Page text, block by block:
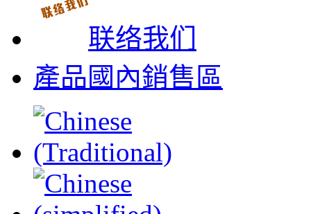
联络我们
產品國內銷售區